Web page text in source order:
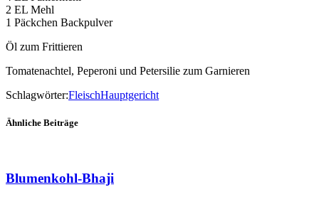
2 EL Mehl
1 Päckchen Backpulver
Öl zum Frittieren
Tomatenachtel, Peperoni und Petersilie zum Garnieren
Schlagwörter:FleischHauptgericht
Ähnliche Beiträge
Blumenkohl-Bhaji